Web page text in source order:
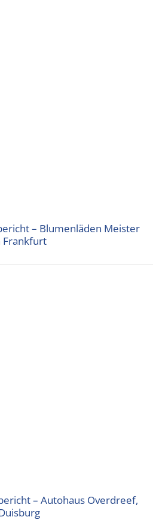
– Blumenläden Meister
Frankfurt
– Autohaus Overdreef,